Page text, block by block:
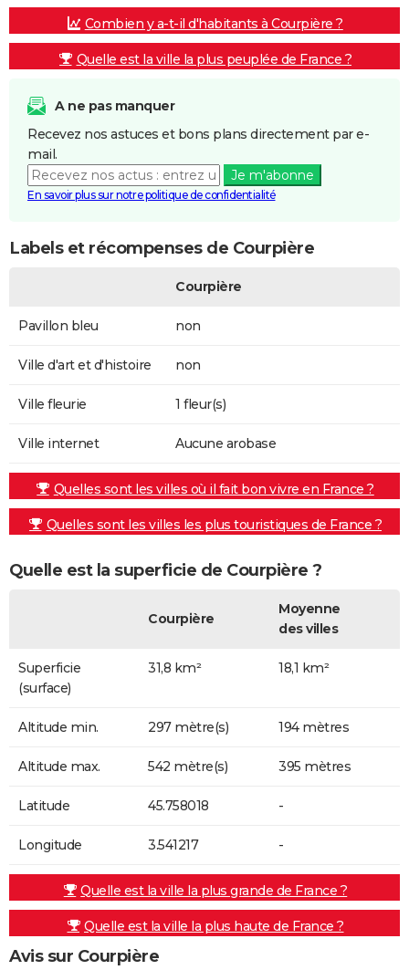
Combien y a-t-il d'habitants à Courpière ?
Quelle est la ville la plus peuplée de France ?
A ne pas manquer
Recevez nos astuces et bons plans directement par e-
mail.
Je m'abonne
En savoir plus sur notre politique de confidentialité
Labels et récompenses de Courpière
Courpière
Pavillon bleu non
Ville d'art et d'histoire non
Ville fleurie 1 fleur(s)
Ville internet Aucune arobase
Quelles sont les villes où il fait bon vivre en France ?
Quelles sont les villes les plus touristiques de France ?
Quelle est la superficie de Courpière ?
Courpière
Moyenne
des villes
Superficie
(surface)
31,8 km² 18,1 km²
Altitude min. 297 mètre(s) 194 mètres
Altitude max. 542 mètre(s) 395 mètres
Latitude 45.758018 -
Longitude 3.541217 -
Quelle est la ville la plus grande de France ?
Quelle est la ville la plus haute de France ?
Avis sur Courpière